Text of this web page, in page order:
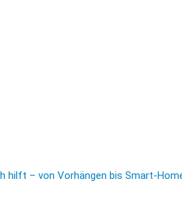
hilft – von Vorhängen bis Smart-